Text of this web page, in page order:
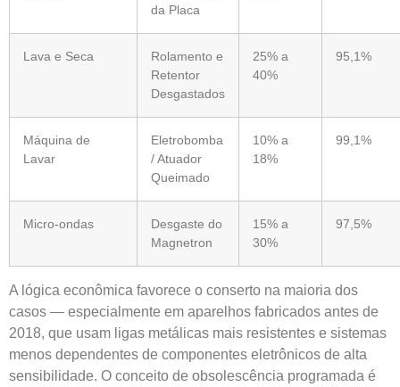
da Placa
Lava e Seca
Rolamento e
Retentor
Desgastados
25% a
40%
95,1%
Máquina de
Lavar
Eletrobomba
/ Atuador
Queimado
10% a
18%
99,1%
Micro-ondas
Desgaste do
Magnetron
15% a
30%
97,5%
A lógica econômica favorece o conserto na maioria dos
casos — especialmente em aparelhos fabricados antes de
2018, que usam ligas metálicas mais resistentes e sistemas
menos dependentes de componentes eletrônicos de alta
sensibilidade. O conceito de obsolescência programada é